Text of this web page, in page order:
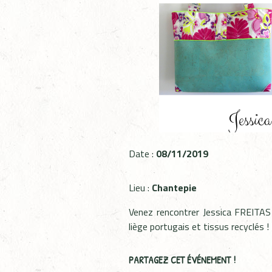
Date : 08/11/2019
Lieu : Chantepie
Venez rencontrer Jessica
liège portugais et tissus recyclés !
PARTAGEZ CET ÉVÉNEMENT !